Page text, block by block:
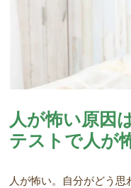
人が怖い原因
テストで人が
人が怖い。自分がどう思